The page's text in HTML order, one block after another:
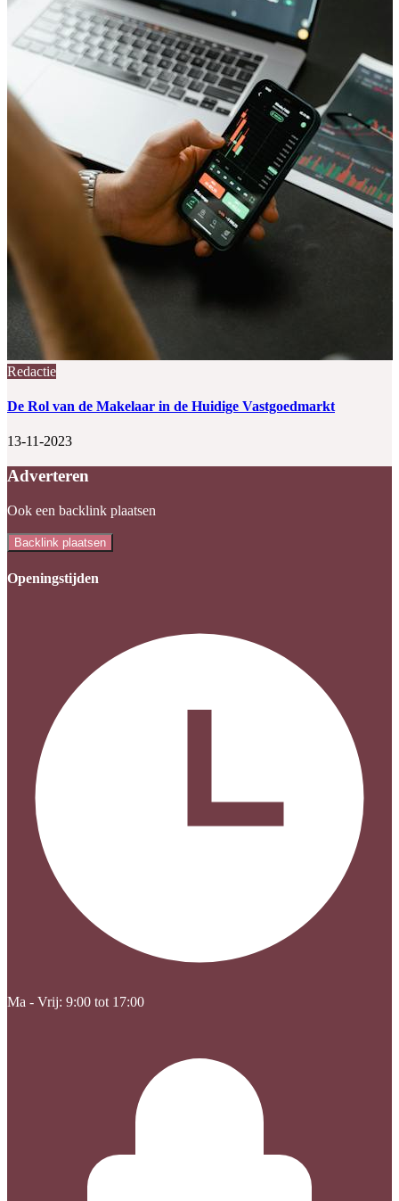
Redactie
De Rol van de Makelaar in de Huidige Vastgoedmarkt
13-11-2023
Adverteren
Ook een backlink plaatsen
Backlink plaatsen
Openingstijden
Ma - Vrij: 9:00 tot 17:00